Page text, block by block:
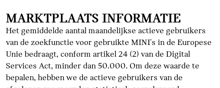
MARKTPLAATS INFORMATIE
Het gemiddelde aantal maandelijkse actieve gebruikers
van de zoekfunctie voor gebruikte MINI's in de Europese
Unie bedraagt, conform artikel 24 (2) van de Digital
Services Act, minder dan 50.000. Om deze waarde te
bepalen, hebben we de actieve gebruikers van de